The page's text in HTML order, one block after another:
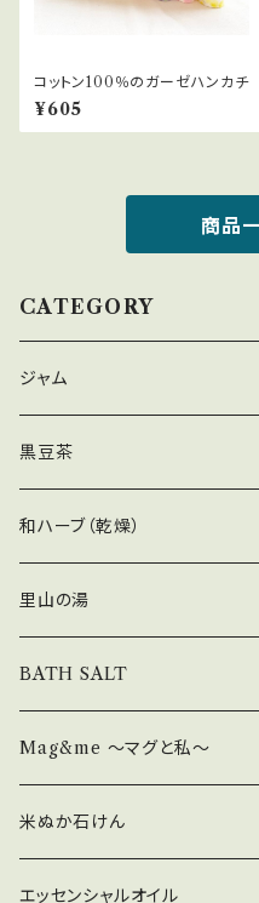
コットン100％のガーゼハンカチ
¥605
商品
CATEGORY
ジャム
黒豆茶
和ハーブ（乾燥）
里山の湯
BATH SALT
Mag&me ～マグと私～
米ぬか石けん
エッセンシャルオイル